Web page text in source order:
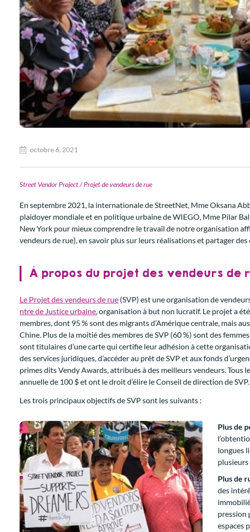
octobre 6, 2021
Street Vendor Project / Projet de vendeurs de rue
En septembre 2021, la internationale de StreetNet, Mme Oksana
plaidoyer mondiale et en politique urbaine de WIEGO, Mme Pilar
New York pour mieux comprendre le travail de notre organisation
vendeurs de rue), en savoir plus sur leurs réalisations et partager des
À propos du projet des vendeurs de
Le Projet des vendeurs de rue (SVP) est une organisation de
ntre de Justice urbaine, organisation à but non lucratif. Le projet a
membres, dont 95 % sont des migrants d’Amérique centrale, mais
Chine. Plus de la moitié des membres de SVP (60 %) sont des
sont titulaires d’une carte qui certifie leur adhésion à cette
des services juridiques, d’accéder au prêt de SVP et aux fonds
primes dits Vendy Awards, attribués à des meilleurs vendeurs. Tous
annuelle de 100 $ et ont le droit d’élire le Conseil de direction de SVP.
Les trois principaux objectifs de SVP sont les suivants :
Plus de
longues
plusieurs
Plus de
des
pression
espaces